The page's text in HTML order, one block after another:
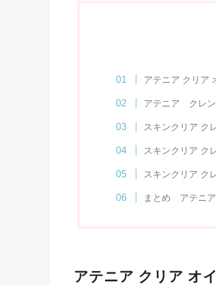
アテニア クリア
アテニア クレン
スキンクリア ク
スキンクリア ク
スキンクリア ク
まとめ アテニア
アテニア クリア オ